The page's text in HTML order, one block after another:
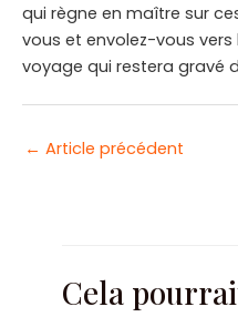
qui règne en maître sur
vous et envolez-vous vers
voyage qui restera gravé
Navigation
← Article précédent
Cela